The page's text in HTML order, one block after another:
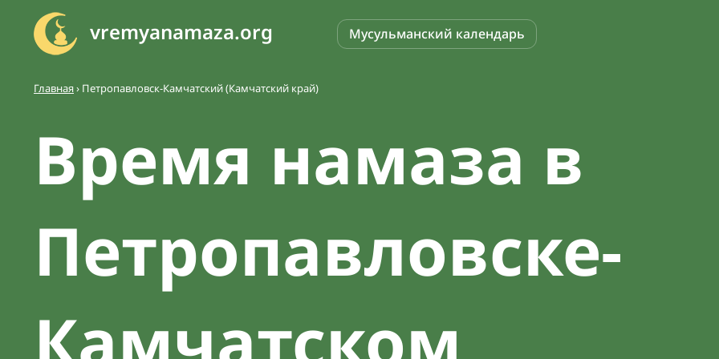
vremyanamaza.org Мусульманский календарь
Главная› Петропавловск-Камчатский (Камчатский край)
Время намаза в
Петропавловске-